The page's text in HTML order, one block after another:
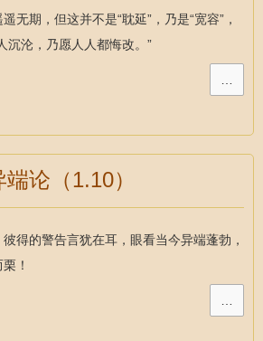
无期，但这并不是“耽延”，乃是“宽容”，
沉沦，乃愿人人都悔改。”
…
端论（1.10）
得的警告言犹在耳，眼看当今异端蓬勃，
！
…